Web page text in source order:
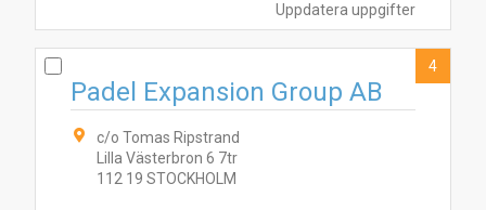
Uppdatera uppgifter
Padel Expansion Group AB
c/o Tomas Ripstrand
Lilla Västerbron 6 7tr
112 19 STOCKHOLM
4